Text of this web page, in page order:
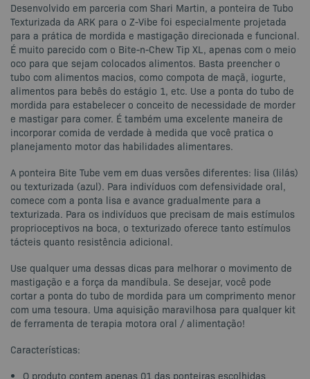
Desenvolvido em parceria com Shari Martin, a ponteira de Tubo
Texturizada da ARK para o Z-Vibe foi especialmente projetada
para a prática de mordida e mastigação direcionada e funcional.
É muito parecido com o Bite-n-Chew Tip XL, apenas com o meio
oco para que sejam colocados alimentos. Basta preencher o
tubo com alimentos macios, como compota de maçã, iogurte,
alimentos para bebês do estágio 1, etc. Use a ponta do tubo de
mordida para estabelecer o conceito de necessidade de morder
e mastigar para comer. É também uma excelente maneira de
incorporar comida de verdade à medida que você pratica o
planejamento motor das habilidades alimentares.
A ponteira Bite Tube vem em duas versões diferentes: lisa (lilás)
ou texturizada (azul). Para indivíduos com defensividade oral,
comece com a ponta lisa e avance gradualmente para a
texturizada. Para os indivíduos que precisam de mais estímulos
proprioceptivos na boca, o texturizado oferece tanto estímulos
tácteis quanto resistência adicional.
Use qualquer uma dessas dicas para melhorar o movimento de
mastigação e a força da mandíbula. Se desejar, você pode
cortar a ponta do tubo de mordida para um comprimento menor
com uma tesoura. Uma aquisição maravilhosa para qualquer kit
de ferramenta de terapia motora oral / alimentação!
Características:
O produto contem apenas 01 das ponteiras escolhidas